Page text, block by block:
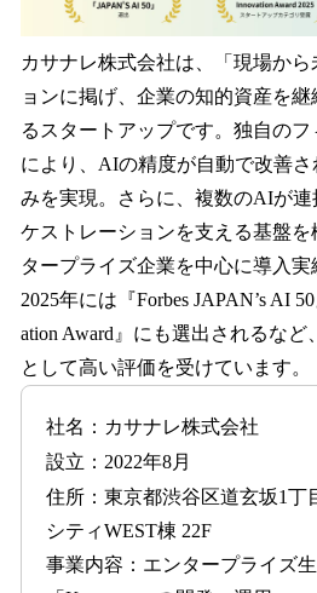
カサナレ株式会社は、「現場か
ョンに掲げ、企業の知的資産を継
るスタートアップです。独自の
により、AIの精度が自動で改善
みを実現。さらに、複数のAIが
ケストレーションを支える基盤
タープライズ企業を中心に導入実
2025年には『Forbes JAPAN’s AI
ation Award』にも選出されるな
として高い評価を受けています。
社名：カサナレ株式会社
設立：2022年8月
住所：東京都渋谷区道玄坂1
シティWEST棟 22F
事業内容：エンタープライズ